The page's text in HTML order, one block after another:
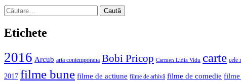
Caută
după:
Etichete
2016 Arcub arta contemporana Bobi Pricop Carmen Lidia Vidu carte cele
2017 filme bune filme de actiune filme de arhivă filme de comedie filme